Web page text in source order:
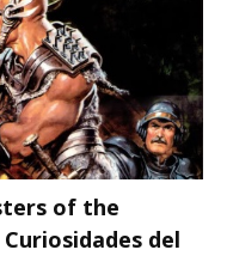
of the
del